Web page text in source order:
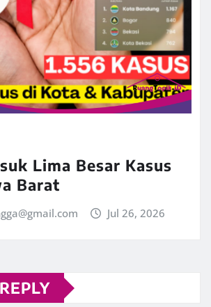
Lima Besar Kasus
Barat
Jul 26, 2026